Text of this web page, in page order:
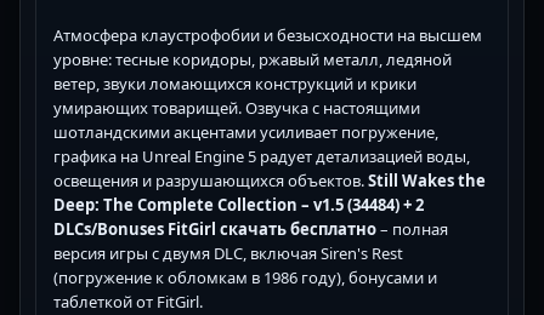
Атмосфера клаустрофобии и безысходности на высшем
уровне: тесные коридоры, ржавый металл, ледяной
ветер, звуки ломающихся конструкций и крики
умирающих товарищей. Озвучка с настоящими
шотландскими акцентами усиливает погружение,
графика на Unreal Engine 5 радует детализацией воды,
освещения и разрушающихся объектов.Still Wakes the
Deep: The Complete Collection – v1.5 (34484) + 2
DLCs/Bonuses FitGirl скачать бесплатно– полная
версия игры с двумя DLC, включая Siren's Rest
(погружение к обломкам в 1986 году), бонусами и
таблеткой от FitGirl.